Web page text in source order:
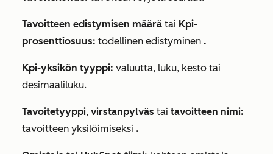
Tavoitteen edistymisen määrä tai Kpi-
prosenttiosuus: todellinen edistyminen .
Kpi-yksikön tyyppi: valuutta, luku, kesto tai
desimaaliluku.
Tavoitetyyppi, virstanpylväs tai tavoitteen nimi:
tavoitteen yksilöimiseksi .